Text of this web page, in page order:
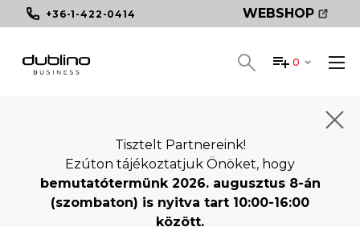
+36-1-422-0414 WEBSHOP
0
Tisztelt Partnereink!
Ezúton tájékoztatjuk Önöket, hogy
bemutatótermünk 2026. augusztus 8-án
(szombaton) is nyitva tart 10:00-16:00
között.